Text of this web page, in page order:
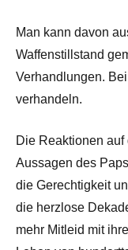
Man kann davon
Waffenstillstand
Verhandlungen.
verhandeln.
Die Reaktionen
Aussagen des
die Gerechtigkeit
die herzlose
mehr Mitleid mit